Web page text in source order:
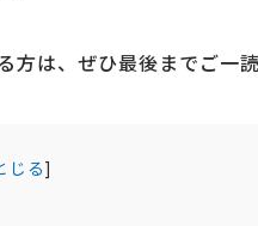
は、ぜひ最後までご一読
じる]